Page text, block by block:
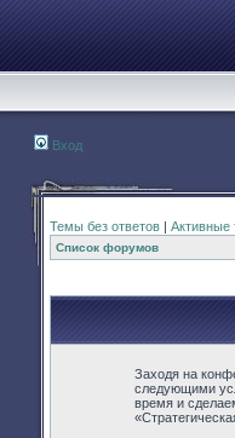
Вход
Темы без ответов | Активные
Список форумов
Заходя на
следующими
время и